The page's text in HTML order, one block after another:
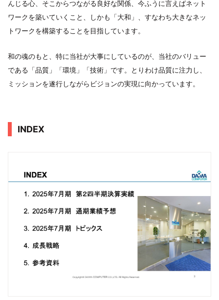
んじる心、そこからつながる良好な関係、今ふうに言えばネット
ワークを築いていくこと、しかも「大和」、すなわち大きなネッ
トワークを構築することを目指しています。
和の魂のもと、特に当社が大事にしているのが、当社のバリュー
である「品質」「環境」「技術」です。とりわけ品質に注力し、
ミッションを遂行しながらビジョンの実現に向かっています。
INDEX